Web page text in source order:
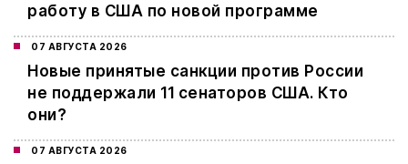
работу в США по новой программе
07 АВГУСТА 2026
Новые принятые санкции против России
не поддержали 11 сенаторов США. Кто
они?
07 АВГУСТА 2026